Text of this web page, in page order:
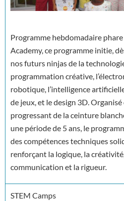
Programme hebdomadaire phare
Academy, ce programme initie,
nos futurs ninjas de la
programmation créative,
robotique, l’intelligence
de jeux, et le design 3D. Organisé
progressant de la ceinture
une période de 5 ans, le
des compétences techniques
renforçant la logique, la
communication et la rigueur.
STEM Camps